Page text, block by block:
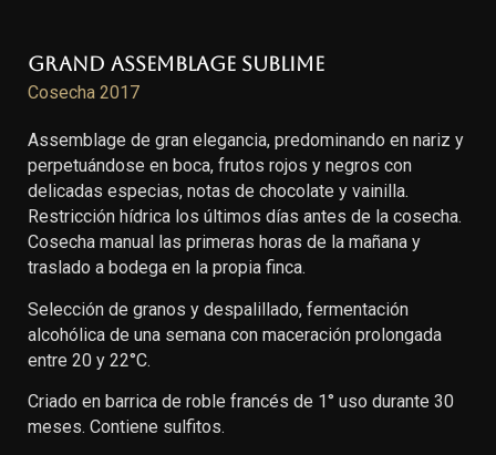
Grand Assemblage Sublime
Cosecha 2017
Assemblage de gran elegancia, predominando en nariz y
perpetuándose en boca, frutos rojos y negros con
delicadas especias, notas de chocolate y vainilla.
Restricción hídrica los últimos días antes de la cosecha.
Cosecha manual las primeras horas de la mañana y
traslado a bodega en la propia finca.
Selección de granos y despalillado, fermentación
alcohólica de una semana con maceración prolongada
entre 20 y 22°C.
Criado en barrica de roble francés de 1° uso durante 30
meses. Contiene sulfitos.